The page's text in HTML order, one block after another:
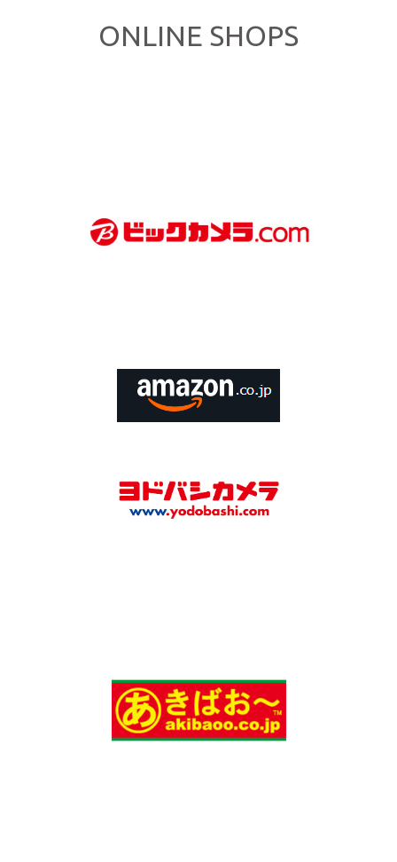
ONLINE SHOPS